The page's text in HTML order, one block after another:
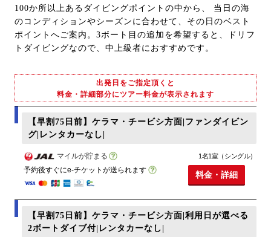
100か所以上あるダイビングポイントの中から、 当日の海
のコンディションやシーズンに合わせて、その日のベスト
ポイントへご案内。3ボート目の追加を希望すると、ドリフ
トダイビングなので、中上級者におすすめです。
出発日をご指定頂くと
料金・詳細部分にツアー料金が表示されます
【早割75日前】ケラマ・チービシ方面|ファンダイビン
グ|レンタカーなし|
マイルが貯まる
予約後すぐにe-チケットが送られます
1名1室（シングル）
料金・詳細
【早割75日前】ケラマ・チービシ方面|利用日が選べる
2ボートダイブ付|レンタカーなし|